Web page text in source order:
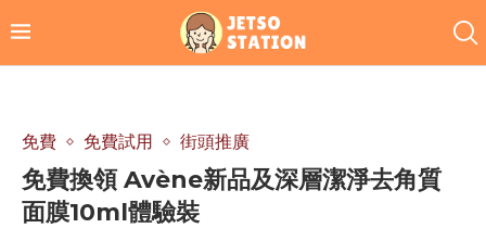
免費 免費試用 街頭推廣
免費換領 Avène新品及深層潔淨去角質
面膜10ml體驗裝